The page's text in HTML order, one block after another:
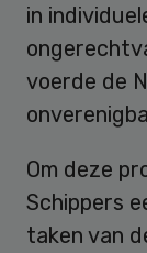
in
voerde de
Om deze
Schippers
taken van